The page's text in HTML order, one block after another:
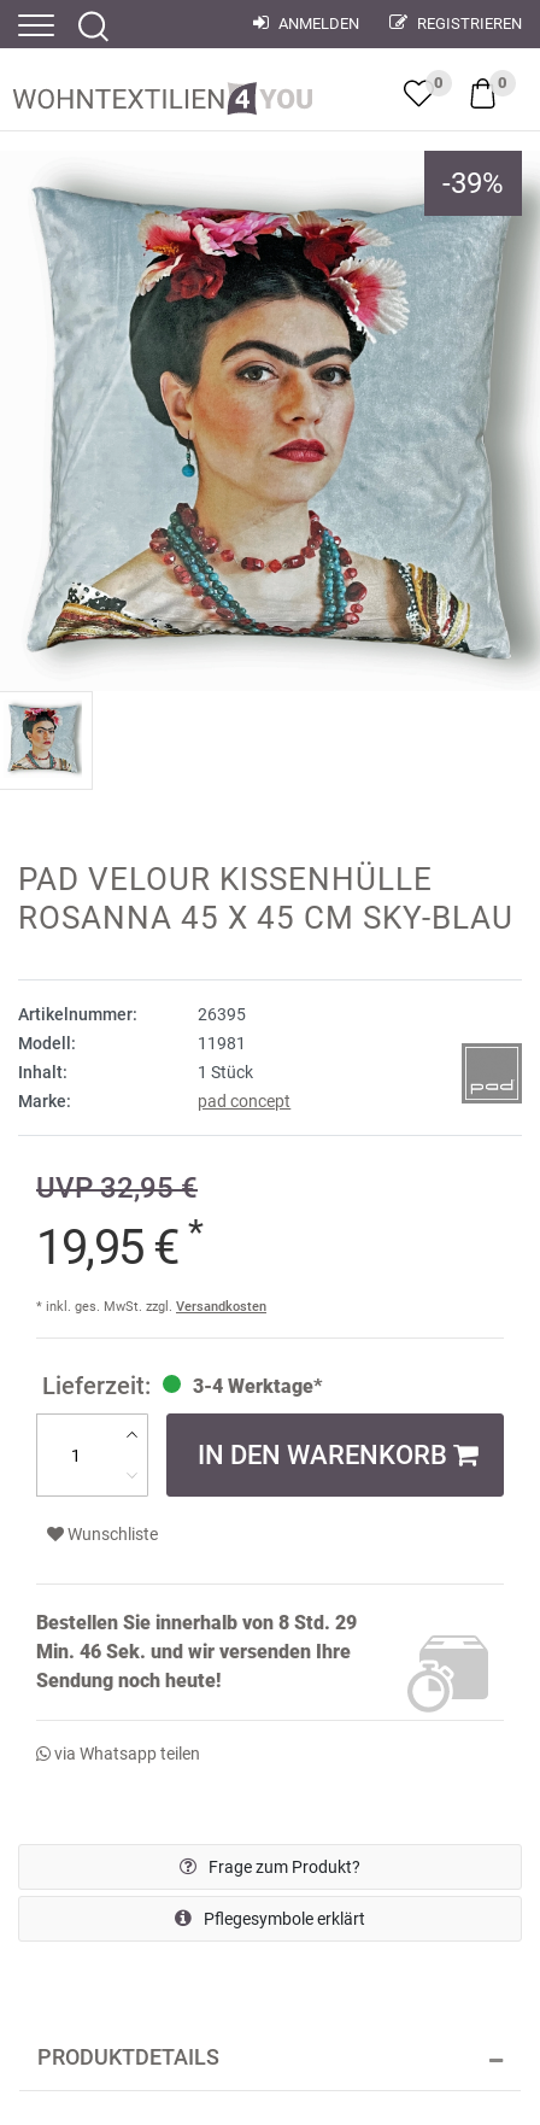
ANMELDEN REGISTRIEREN
0 0
-39%
PAD VELOUR KISSENHÜLLE
ROSANNA 45 X 45 CM SKY-BLAU
Artikelnummer:
26395
Modell:
11981
Inhalt:
1 Stück
Marke:
pad concept
UVP 32,95 €
19,95 € *
* inkl. ges. MwSt. zzgl. Versandkosten
3-4 Werktage*
IN DEN WARENKORB
Wunschliste
Bestellen Sie innerhalb von 8 Std. 29
Min. 45 Sek. und wir versenden Ihre
Sendung noch heute!
via Whatsapp teilen
Frage zum Produkt?
Pflegesymbole erklärt
PRODUKTDETAILS